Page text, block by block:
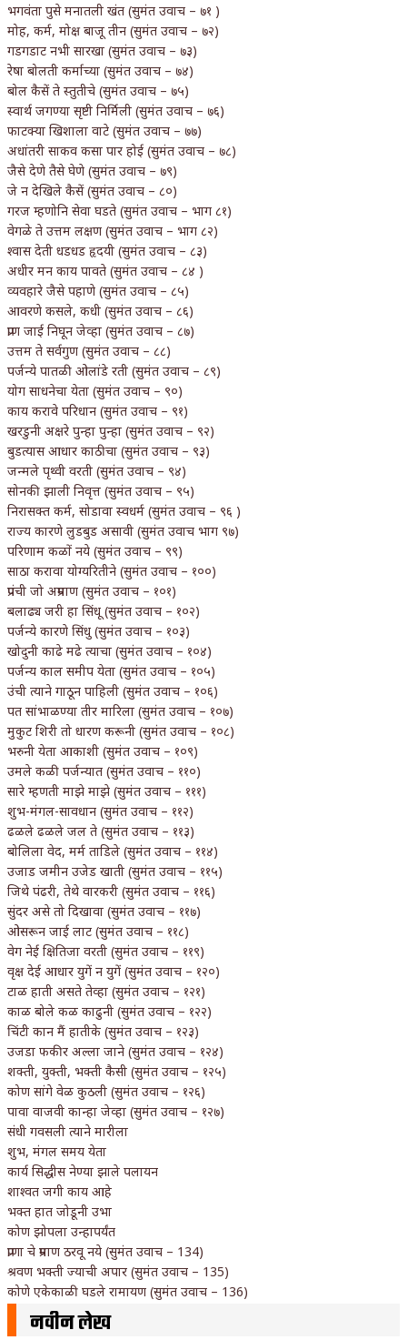
भगवंता पुसे मनातली खंत (सुमंत उवाच – ७१ )
मोह, कर्म, मोक्ष बाजू तीन (सुमंत उवाच – ७२)
गडगडाट नभी सारखा (सुमंत उवाच – ७३)
रेषा बोलती कर्माच्या (सुमंत उवाच – ७४)
बोल कैसें ते स्तुतीचे (सुमंत उवाच – ७५)
स्वार्थ जगण्या सृष्टी निर्मिली (सुमंत उवाच – ७६)
फाटक्या खिशाला वाटे (सुमंत उवाच – ७७)
अधांतरी साकव कसा पार होई (सुमंत उवाच – ७८)
जैसे देणे तैसे घेणे (सुमंत उवाच – ७९)
जे न देखिले कैसें (सुमंत उवाच – ८०)
गरज म्हणोनि सेवा घडते (सुमंत उवाच – भाग ८१)
वेगळे ते उत्तम लक्षण (सुमंत उवाच – भाग ८२)
श्वास देती धडधड हृदयी (सुमंत उवाच – ८३)
अधीर मन काय पावते (सुमंत उवाच – ८४ )
व्यवहारे जैसे पहाणे (सुमंत उवाच – ८५)
आवरणे कसले, कधी (सुमंत उवाच – ८६)
प्राण जाई निघून जेव्हा (सुमंत उवाच – ८७)
उत्तम ते सर्वगुण (सुमंत उवाच – ८८)
पर्जन्ये पातळी ओलांडे रती (सुमंत उवाच – ८९)
योग साधनेचा येता (सुमंत उवाच – ९०)
काय करावे परिधान (सुमंत उवाच – ९१)
खरडुनी अक्षरे पुन्हा पुन्हा (सुमंत उवाच – ९२)
बुडत्यास आधार काठीचा (सुमंत उवाच – ९३)
जन्मले पृथ्वी वरती (सुमंत उवाच – ९४)
सोनकी झाली निवृत्त (सुमंत उवाच – ९५)
निरासक्त कर्म, सोडावा स्वधर्म (सुमंत उवाच – ९६ )
राज्य कारणे लुडबुड असावी (सुमंत उवाच भाग ९७)
परिणाम कळों नये (सुमंत उवाच – ९९)
साठा करावा योग्यरितीने (सुमंत उवाच – १००)
प्रपंची जो अप्रमाण (सुमंत उवाच – १०१)
बलाढ्य जरी हा सिंधू (सुमंत उवाच – १०२)
पर्जन्ये कारणे सिंधु (सुमंत उवाच – १०३)
खोदुनी काढे मढे त्याचा (सुमंत उवाच – १०४)
पर्जन्य काल समीप येता (सुमंत उवाच – १०५)
उंची त्याने गाठून पाहिली (सुमंत उवाच – १०६)
पत सांभाळण्या तीर मारिला (सुमंत उवाच – १०७)
मुकुट शिरी तो धारण करूनी (सुमंत उवाच – १०८)
भरुनी येता आकाशी (सुमंत उवाच – १०९)
उमले कळी पर्जन्यात (सुमंत उवाच – ११०)
सारे म्हणती माझे माझे (सुमंत उवाच – १११)
शुभ-मंगल-सावधान (सुमंत उवाच – ११२)
ढळले ढळले जल ते (सुमंत उवाच – ११३)
बोलिला वेद, मर्म ताडिले (सुमंत उवाच – ११४)
उजाड जमीन उजेड खाती (सुमंत उवाच – ११५)
जिथे पंढरी, तेथे वारकरी (सुमंत उवाच – ११६)
सुंदर असे तो दिखावा (सुमंत उवाच – ११७)
ओसरून जाई लाट (सुमंत उवाच – ११८)
वेग नेई क्षितिजा वरती (सुमंत उवाच – ११९)
वृक्ष देई आधार युगें न युगें (सुमंत उवाच – १२०)
टाळ हाती असते तेव्हा (सुमंत उवाच – १२१)
काळ बोले कळ काढुनी (सुमंत उवाच – १२२)
चिंटी कान मैं हातीके (सुमंत उवाच – १२३)
उजडा फकीर अल्ला जाने (सुमंत उवाच – १२४)
शक्ती, युक्ती, भक्ती कैसी (सुमंत उवाच – १२५)
कोण सांगे वेळ कुठली (सुमंत उवाच – १२६)
पावा वाजवी कान्हा जेव्हा (सुमंत उवाच – १२७)
संधी गवसली त्याने मारीला
शुभ, मंगल समय येता
कार्य सिद्धीस नेण्या झाले पलायन
शाश्वत जगी काय आहे
भक्त हात जोडूनी उभा
कोण झोपला उन्हापर्यंत
प्राणा चे प्रमाण ठरवू नये (सुमंत उवाच – 134)
श्रवण भक्ती ज्याची अपार (सुमंत उवाच – 135)
कोणे एकेकाळी घडले रामायण (सुमंत उवाच – 136)
नवीन लेख